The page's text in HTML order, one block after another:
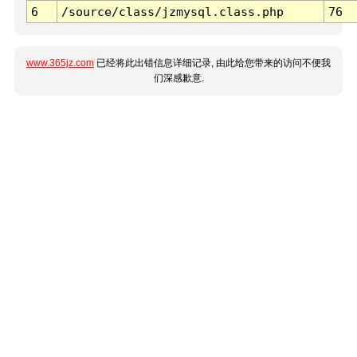
6 /source/class/jzmysql.class.php 76
www.365jz.com 已经将此出错信息详细记录, 由此给您带来的访问不便我
们深感歉意.